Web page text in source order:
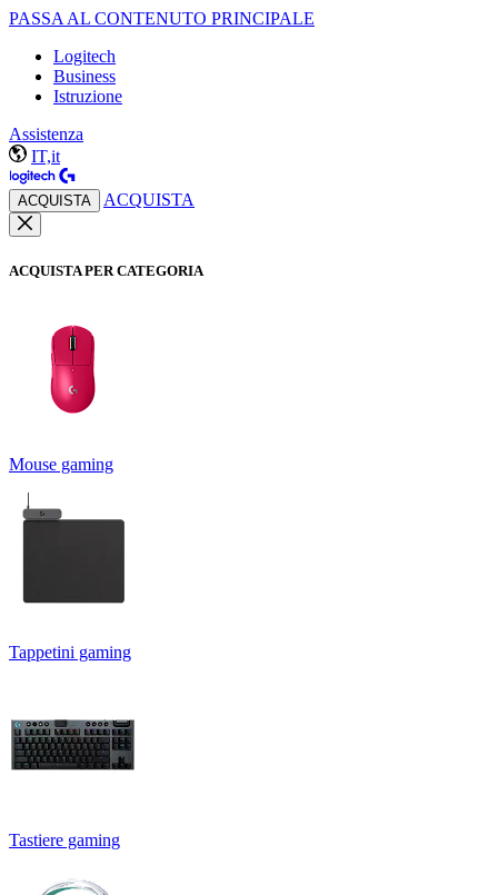
PASSA AL CONTENUTO PRINCIPALE
Logitech
Business
Istruzione
Assistenza
IT,it
ACQUISTA ACQUISTA
ACQUISTA PER CATEGORIA
Mouse gaming
Tappetini gaming
Tastiere gaming